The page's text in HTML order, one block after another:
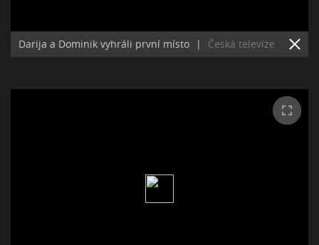
Darija a Dominik vyhráli první místo | Česká televize